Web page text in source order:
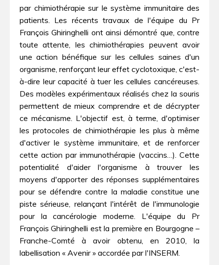
par chimiothérapie sur le système immunitaire des
patients. Les récents travaux de l'équipe du Pr
François Ghiringhelli ont ainsi démontré que, contre
toute attente, les chimiothérapies peuvent avoir
une action bénéfique sur les cellules saines d'un
organisme, renforçant leur effet cyclotoxique, c'est-
à-dire leur capacité à tuer les cellules cancéreuses.
Des modèles expérimentaux réalisés chez la souris
permettent de mieux comprendre et de décrypter
ce mécanisme. L'objectif est, à terme, d'optimiser
les protocoles de chimiothérapie les plus à même
d'activer le système immunitaire, et de renforcer
cette action par immunothérapie (vaccins…). Cette
potentialité d'aider l'organisme à trouver les
moyens d'apporter des réponses supplémentaires
pour se défendre contre la maladie constitue une
piste sérieuse, relançant l'intérêt de l'immunologie
pour la cancérologie moderne. L'équipe du Pr
François Ghiringhelli est la première en Bourgogne –
Franche-Comté à avoir obtenu, en 2010, la
labellisation « Avenir » accordée par l'INSERM.